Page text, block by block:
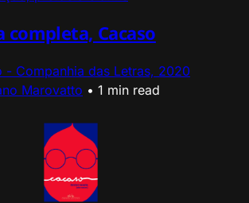
completa, Cacaso
- Companhia das Letras, 2020
Marovatto • 1 min read